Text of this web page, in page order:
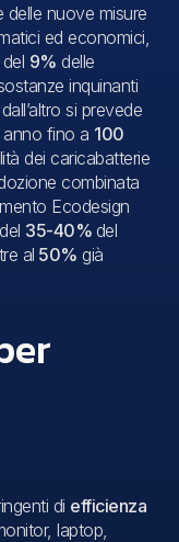
delle nuove misure
ed economici,
9% delle
inquinanti
si prevede
anno fino a 100
dei caricabatterie
combinata
Ecodesign
35-40% del
al 50% già
di efficienza
laptop,